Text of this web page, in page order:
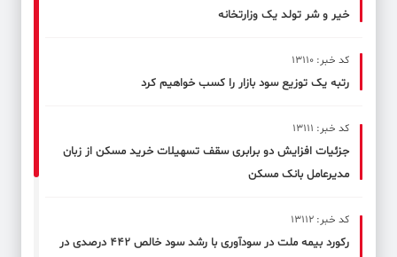
خیر و شر تولد یک وزارتخانه
کد خبر: 13110
رتبه یک توزیع سود بازار را کسب خواهیم کرد
کد خبر: 13111
جزئیات افزایش دو برابری سقف تسهیلات خرید مسکن از زبان
مدیرعامل بانک مسکن
کد خبر: 13112
رکورد بیمه ملت در سودآوری با رشد سود خالص ۴۴۲ درصدی در